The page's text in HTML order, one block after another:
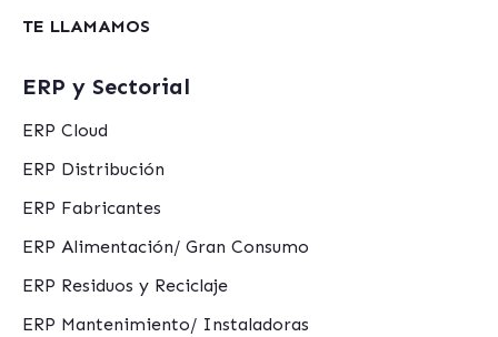
TE LLAMAMOS
ERP y Sectorial
ERP Cloud
ERP Distribución
ERP Fabricantes
ERP Alimentación/ Gran Consumo
ERP Residuos y Reciclaje
ERP Mantenimiento/ Instaladoras